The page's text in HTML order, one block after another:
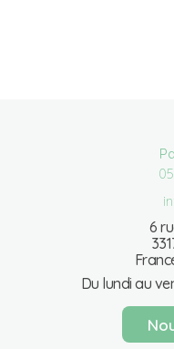
6
Du lundi au